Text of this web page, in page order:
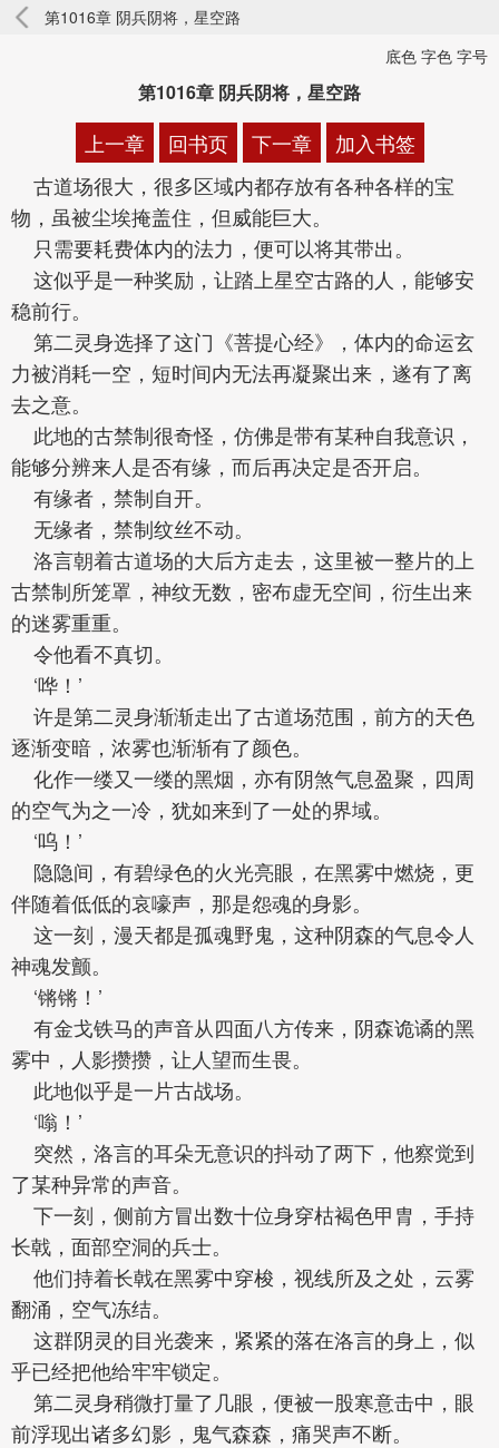
第1016章 阴兵阴将，星空路
底色 字色 字号
第1016章 阴兵阴将，星空路
上一章 回书页 下一章
加入书签
古道场很大，很多区域内都存放有各种各样的宝
物，虽被尘埃掩盖住，但威能巨大。
只需要耗费体内的法力，便可以将其带出。
这似乎是一种奖励，让踏上星空古路的人，能够安
稳前行。
第二灵身选择了这门《菩提心经》，体内的命运玄
力被消耗一空，短时间内无法再凝聚出来，遂有了离
去之意。
此地的古禁制很奇怪，仿佛是带有某种自我意识，
能够分辨来人是否有缘，而后再决定是否开启。
有缘者，禁制自开。
无缘者，禁制纹丝不动。
洛言朝着古道场的大后方走去，这里被一整片的上
古禁制所笼罩，神纹无数，密布虚无空间，衍生出来
的迷雾重重。
令他看不真切。
‘哗！’
许是第二灵身渐渐走出了古道场范围，前方的天色
逐渐变暗，浓雾也渐渐有了颜色。
化作一缕又一缕的黑烟，亦有阴煞气息盈聚，四周
的空气为之一冷，犹如来到了一处的界域。
‘呜！’
隐隐间，有碧绿色的火光亮眼，在黑雾中燃烧，更
伴随着低低的哀嚎声，那是怨魂的身影。
这一刻，漫天都是孤魂野鬼，这种阴森的气息令人
神魂发颤。
‘锵锵！’
有金戈铁马的声音从四面八方传来，阴森诡谲的黑
雾中，人影攒攒，让人望而生畏。
此地似乎是一片古战场。
‘嗡！’
突然，洛言的耳朵无意识的抖动了两下，他察觉到
了某种异常的声音。
下一刻，侧前方冒出数十位身穿枯褐色甲胄，手持
长戟，面部空洞的兵士。
他们持着长戟在黑雾中穿梭，视线所及之处，云雾
翻涌，空气冻结。
这群阴灵的目光袭来，紧紧的落在洛言的身上，似
乎已经把他给牢牢锁定。
第二灵身稍微打量了几眼，便被一股寒意击中，眼
前浮现出诸多幻影，鬼气森森，痛哭声不断。